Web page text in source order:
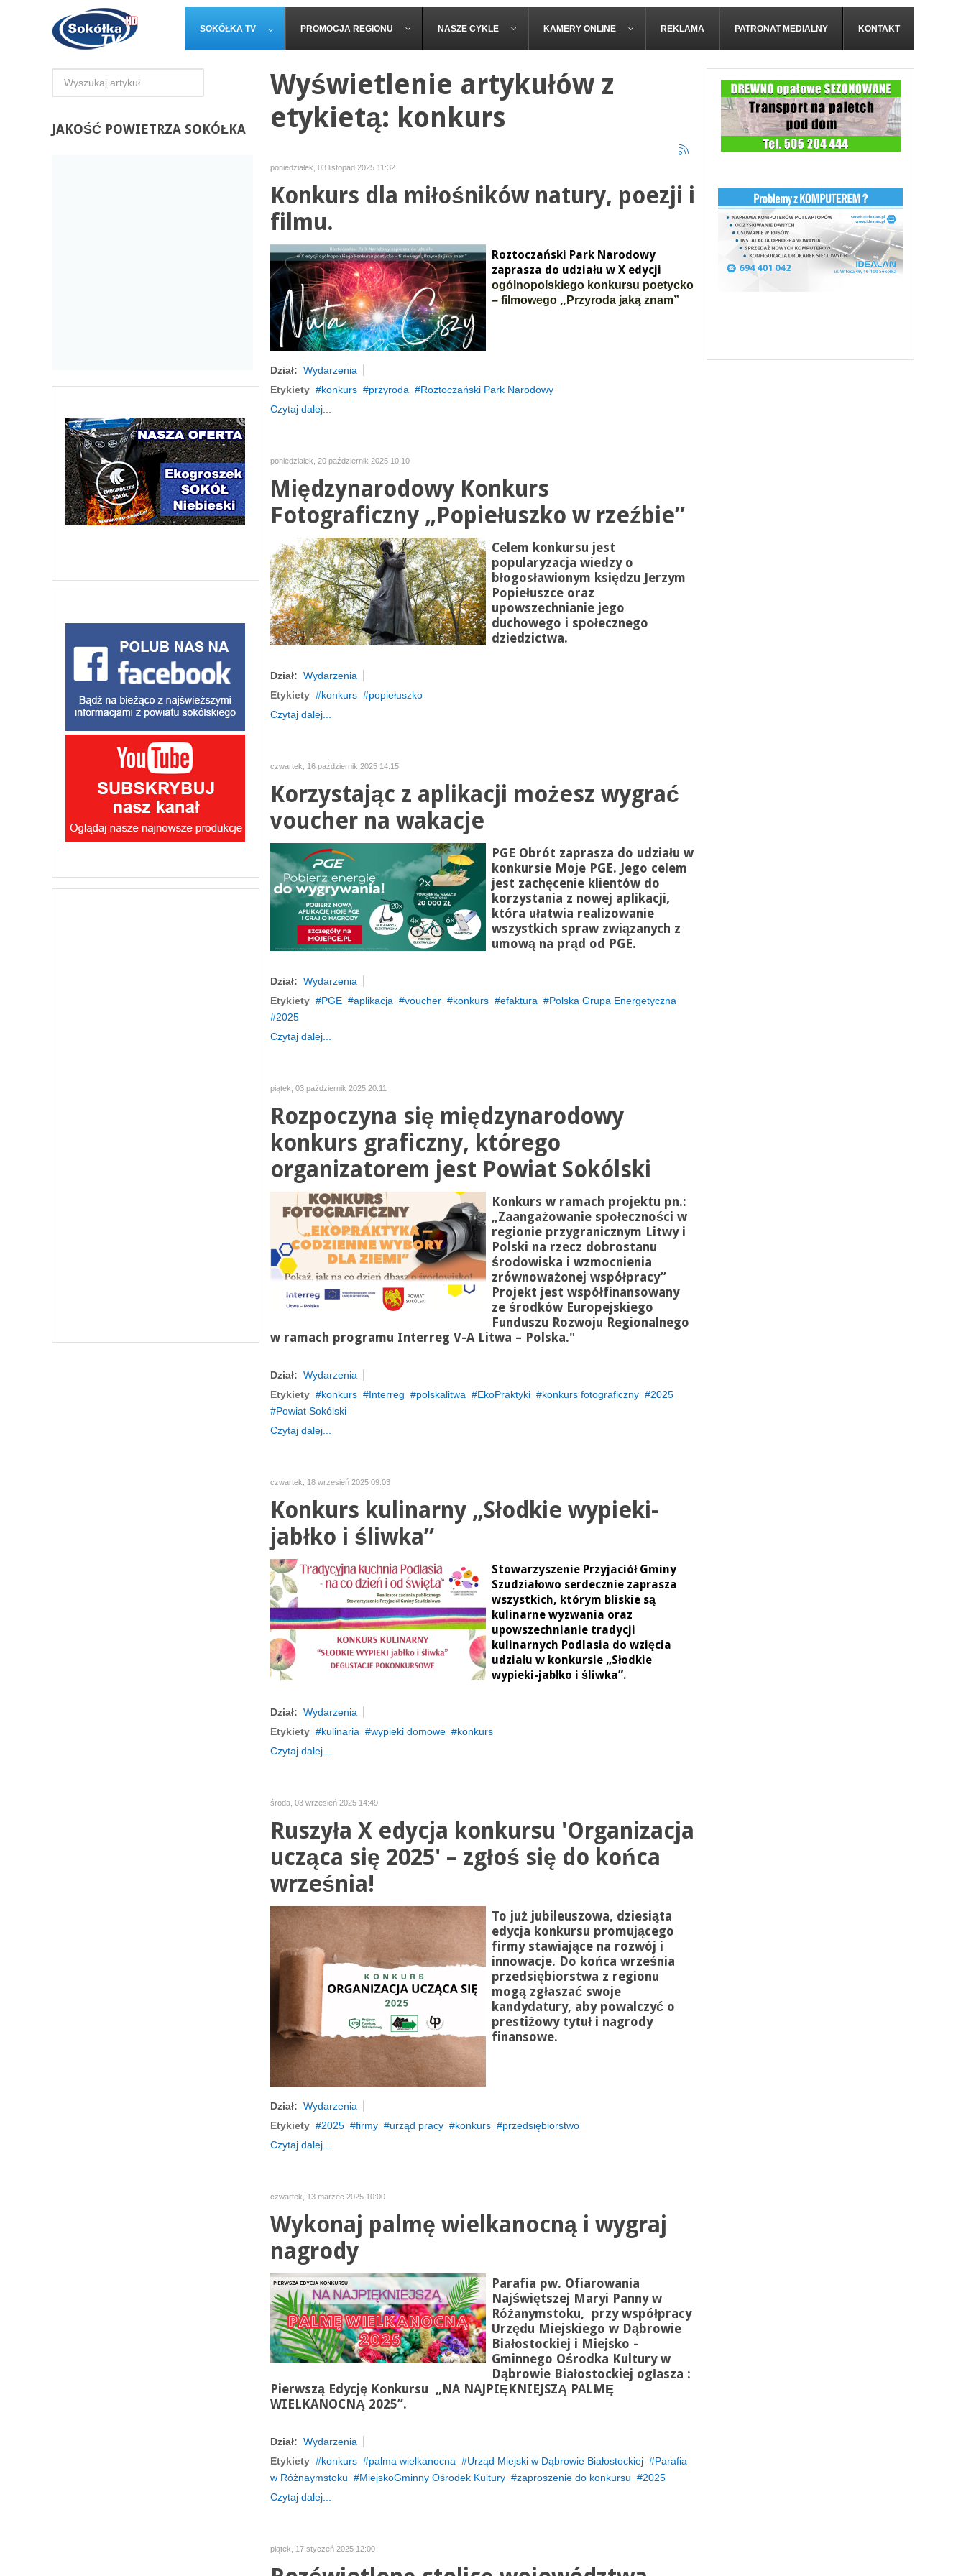
SOKÓŁKA TV PROMOCJA REGIONU NASZE CYKLE KAMERY ONLINE REKLAMA PATRONAT MEDIALNY KONTAKT
Wyświetlenie artykułów z
etykietą: konkurs
poniedziałek, 03 listopad 2025 11:32
Konkurs dla miłośników natury, poezji i
filmu.
Roztoczański Park Narodowy
zaprasza do udziału w X edycji
ogólnopolskiego konkursu poetycko
– filmowego „ Przyroda jaką znam”
Dział: Wydarzenia
Etykiety
konkurs przyroda
Roztoczański Park Narodowy
Czytaj dalej...
poniedziałek, 20 październik 2025 10:10
Międzynarodowy Konkurs
Fotograficzny „Popiełuszko w rzeźbie”
Celem konkursu jest
popularyzacja wiedzy o
błogosławionym księdzu Jerzym
Popiełuszce oraz
upowszechnianie jego
duchowego i społecznego
dziedzictwa.
Dział: Wydarzenia
Etykiety
konkurs
popiełuszko
Czytaj dalej...
czwartek, 16 październik 2025 14:15
Korzystając z aplikacji możesz wygrać
voucher na wakacje
PGE Obrót zaprasza do udziału w
konkursie Moje PGE. Jego celem
jest zachęcenie klientów do
korzystania z nowej aplikacji,
która ułatwia realizowanie
wszystkich spraw związanych z
umową na prąd od PGE.
Dział: Wydarzenia
Etykiety
PGE aplikacja voucher konkurs efaktura
Polska Grupa Energetyczna
2025
Czytaj dalej...
piątek, 03 październik 2025 20:11
Rozpoczyna się międzynarodowy
konkurs graficzny, którego
organizatorem jest Powiat Sokólski
Konkurs w ramach projektu pn.:
„Zaangażowanie społeczności w
regionie przygranicznym Litwy i
Polski na rzecz dobrostanu
środowiska i wzmocnienia
zrównoważonej współpracy”
Projekt jest współfinansowany
ze środków Europejskiego
Funduszu Rozwoju Regionalnego
w ramach programu Interreg V-A Litwa – Polska."
Dział: Wydarzenia
Etykiety
konkurs Interreg polskalitwa EkoPraktyki konkurs fotograficzny
2025
Powiat Sokólski
Czytaj dalej...
czwartek, 18 wrzesień 2025 09:03
Konkurs kulinarny „Słodkie wypieki-
jabłko i śliwka”
Stowarzyszenie Przyjaciół Gminy
Szudziałowo serdecznie zaprasza
wszystkich, którym bliskie są
kulinarne wyzwania oraz
upowszechnianie tradycji
kulinarnych Podlasia do wzięcia
udziału w konkursie „Słodkie
wypieki-jabłko i śliwka”.
Dział: Wydarzenia
Etykiety
kulinaria wypieki domowe
konkurs
Czytaj dalej...
środa, 03 wrzesień 2025 14:49
Ruszyła X edycja konkursu 'Organizacja
ucząca się 2025' – zgłoś się do końca
września!
To już jubileuszowa, dziesiąta
edycja konkursu promującego
firmy stawiające na rozwój i
innowacje. Do końca września
przedsiębiorstwa z regionu
mogą zgłaszać swoje
kandydatury, aby powalczyć o
prestiżowy tytuł i nagrody
finansowe.
Dział: Wydarzenia
Etykiety
2025 firmy urząd pracy konkurs
przedsiębiorstwo
Czytaj dalej...
czwartek, 13 marzec 2025 10:00
Wykonaj palmę wielkanocną i wygraj
nagrody
Parafia pw. Ofiarowania
Najświętszej Maryi Panny w
Różanymstoku, przy współpracy
Urzędu Miejskiego w Dąbrowie
Białostockiej i Miejsko -
Gminnego Ośrodka Kultury w
Dąbrowie Białostockiej ogłasza :
Pierwszą Edycję Konkursu „NA NAJPIĘKNIEJSZĄ PALMĘ
WIELKANOCNĄ 2025”.
Dział: Wydarzenia
Etykiety
konkurs palma wielkanocna Urząd Miejski w Dąbrowie Białostockiej
Parafia
w Różnaymstoku
MiejskoGminny Ośrodek Kultury zaproszenie do konkursu
2025
Czytaj dalej...
piątek, 17 styczeń 2025 12:00
JAKOŚĆ POWIETRZA SOKÓŁKA